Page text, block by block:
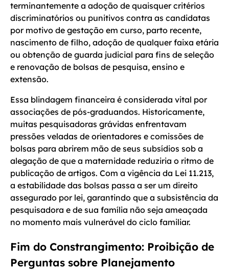
terminantemente a adoção de quaisquer critérios
discriminatórios ou punitivos contra as candidatas
por motivo de gestação em curso, parto recente,
nascimento de filho, adoção de qualquer faixa etária
ou obtenção de guarda judicial para fins de seleção
e renovação de bolsas de pesquisa, ensino e
extensão.
Essa blindagem financeira é considerada vital por
associações de pós-graduandos. Historicamente,
muitas pesquisadoras grávidas enfrentavam
pressões veladas de orientadores e comissões de
bolsas para abrirem mão de seus subsídios sob a
alegação de que a maternidade reduziria o ritmo de
publicação de artigos. Com a vigência da Lei 11.213,
a estabilidade das bolsas passa a ser um direito
assegurado por lei, garantindo que a subsistência da
pesquisadora e de sua família não seja ameaçada
no momento mais vulnerável do ciclo familiar.
Fim do Constrangimento: Proibição de
Perguntas sobre Planejamento